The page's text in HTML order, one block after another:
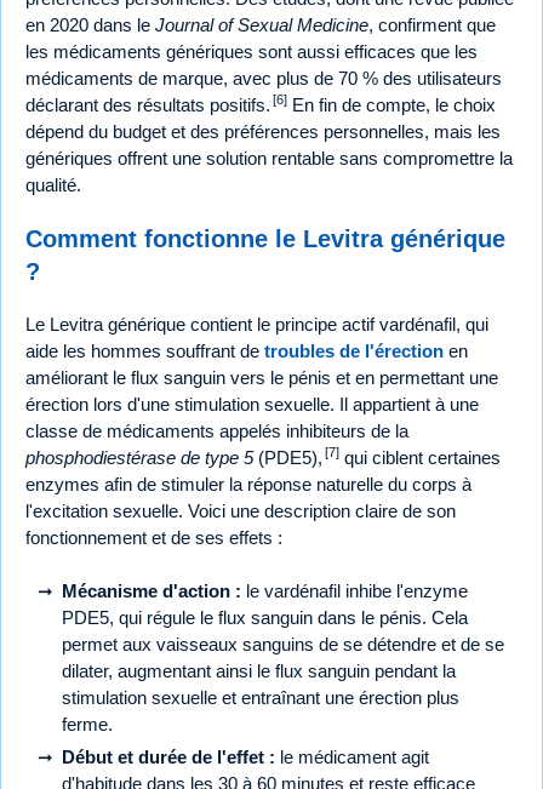
en 2020 dans le Journal of Sexual Medicine, confirment que
les médicaments génériques sont aussi efficaces que les
médicaments de marque, avec plus de 70 % des utilisateurs
déclarant des résultats positifs. [6] En fin de compte, le choix
dépend du budget et des préférences personnelles, mais les
génériques offrent une solution rentable sans compromettre la
qualité.
Comment fonctionne le Levitra générique
?
Le Levitra générique contient le principe actif vardénafil, qui
aide les hommes souffrant de troubles de l'érection en
améliorant le flux sanguin vers le pénis et en permettant une
érection lors d'une stimulation sexuelle. Il appartient à une
classe de médicaments appelés inhibiteurs de la
phosphodiestérase de type 5(PDE5), [7] qui ciblent certaines
enzymes afin de stimuler la réponse naturelle du corps à
l'excitation sexuelle. Voici une description claire de son
fonctionnement et de ses effets :
Mécanisme d'action : le vardénafil inhibe l'enzyme
PDE5, qui régule le flux sanguin dans le pénis. Cela
permet aux vaisseaux sanguins de se détendre et de se
dilater, augmentant ainsi le flux sanguin pendant la
stimulation sexuelle et entraînant une érection plus
ferme.
Début et durée de l'effet : le médicament agit
d'habitude dans les 30 à 60 minutes et reste efficace